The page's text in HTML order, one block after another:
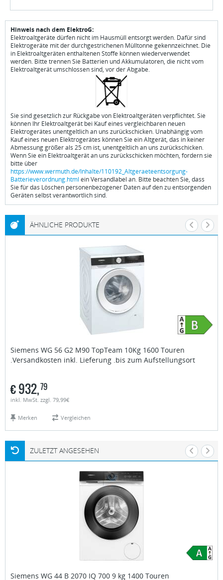
Hinweis nach dem ElektroG:
Elektroaltgeräte dürfen nicht im Hausmüll entsorgt werden. Dafür sind
Elektrogeräte mit der durchgestrichenen Mülltonne gekennzeichnet. Die
in Elektroaltgeräten enthaltenen Stoffe können wiederverwendet
werden. Bitte trennen Sie Batterien und Akkumulatoren, die nicht vom
Elektroaltgerät umschlossen sind, vor der Abgabe.
Sie sind gesetzlich zur Rückgabe von Elektroaltgeräten verpflichtet. Sie
können Ihr Elektroaltgerät bei Kauf eines vergleichbaren neuen
Elektrogerätes unentgeltlich an uns zurückschicken. Unabhängig vom
Kauf eines neuen Elektrogerätes können Sie ein Altgerät, das in keiner
Abmessung größer als 25 cm ist, unentgeltlich an uns zurückschicken.
Wenn Sie ein Elektroaltgerät an uns zurückschicken möchten, fordern sie
bitte über
https://www.wermuth.de/Inhalte/110192_Altgeraeteentsorgung-
Batterieverordnung.html ein Versandlabel an. Bitte beachten Sie, dass
Sie für das Löschen personenbezogener Daten auf den zu entsorgenden
Geräten selbst verantwortlich sind.
ÄHNLICHE PRODUKTE
Siemens WG 56 G2 M90 TopTeam 10Kg 1600 Touren
.Versandkosten inkl. Lieferung .bis zum Aufstellungsort
€932,79
inkl. MwSt. zzgl. 79,99€
Merken Vergleichen
ZULETZT ANGESEHEN
Siemens WG 44 B 2070 IQ 700 9 kg 1400 Touren